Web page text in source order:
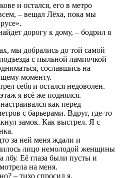
и остался, его в метро
– вещал Лёха, пока мы
дорогу к дому, – бодрил я
мы добрались до той самой
с пыльной лампочкой
сославшись на
моменту.
себя и остался недоволен.
я всё же поднялся.
как перед
с барьерами. Вдруг, где-то
замок. Как выстрел. Я с
за ней меня ждали и
лицо немолодой женщины
лбу. Её глаза были пусты и
на меня.
– тихо спросил я.